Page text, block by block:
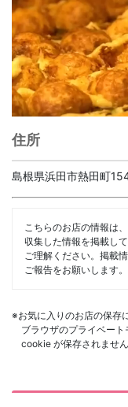
住所
島根県浜田市熱田町
こちらのお店の情報は
収集した情報を掲載し
ご理解ください。掲載
ご報告をお願いします。
※お気に入りのお店の保存
ブラウザのプライベー
cookie が保存されませ